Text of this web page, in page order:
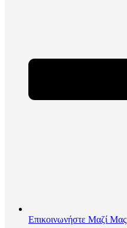
Επικοινωνήστε Μαζί Μας